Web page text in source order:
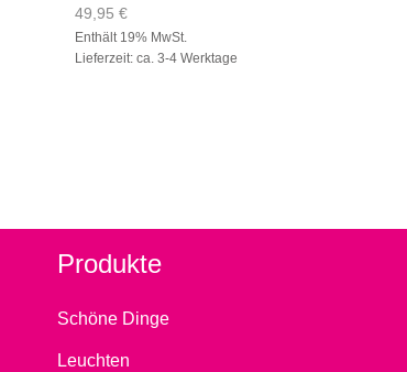
49,95 €
Enthält 19% MwSt.
Lieferzeit: ca. 3-4 Werktage
Produkte
Schöne Dinge
Leuchten